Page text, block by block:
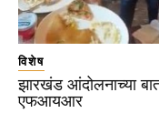
विशेष
झारखंड आंदोलनाच्या
एफआयआर